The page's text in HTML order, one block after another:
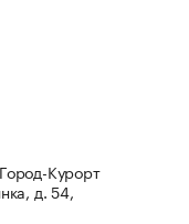
Курорт
д. 54,